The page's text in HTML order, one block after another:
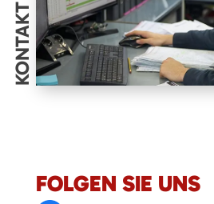
KONTAKT
FOLGEN SIE UNS